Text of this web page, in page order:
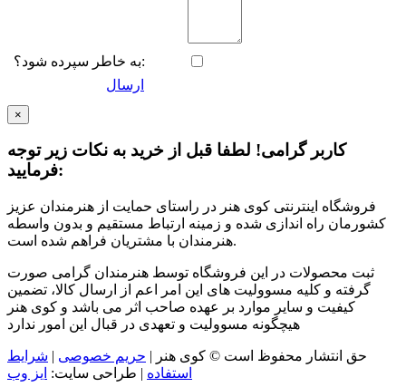
به خاطر سپرده شود؟:
ارسال
×
کاربر گرامی! لطفا قبل از خرید به نکات زیر توجه
فرمایید:
فروشگاه اینترنتی کوی هنر در راستای حمایت از هنرمندان عزیز
کشورمان راه اندازی شده و زمینه ارتباط مستقیم و بدون واسطه
هنرمندان با مشتریان فراهم شده است.
ثبت محصولات در این فروشگاه توسط هنرمندان گرامی صورت
گرفته و کلیه مسوولیت های این امر اعم از ارسال کالا، تضمین
کیفیت و سایر موارد بر عهده صاحب اثر می باشد و کوی هنر
هیچگونه مسوولیت و تعهدی در قبال این امور ندارد
حق انتشار محفوظ است © کوی هنر | حریم خصوصی | شرایط
استفاده | طراحی سایت: ایز وب